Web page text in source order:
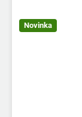
Novinka